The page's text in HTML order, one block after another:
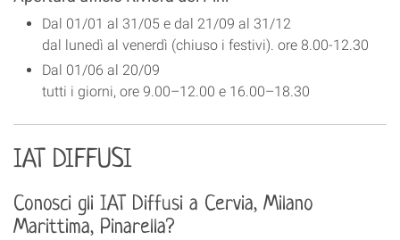
Dal 01/01 al 31/05 e dal 21/09 al 31/12
dal lunedì al venerdì (chiuso i festivi). ore 8.00-12.30
Dal 01/06 al 20/09
tutti i giorni, ore 9.00–12.00 e 16.00–18.30
IAT DIFFUSI
Conosci gli IAT Diffusi a Cervia, Milano
Marittima, Pinarella?